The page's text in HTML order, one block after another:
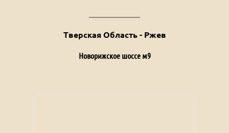
Тверская Область - Ржев
Новорижское шоссе м9